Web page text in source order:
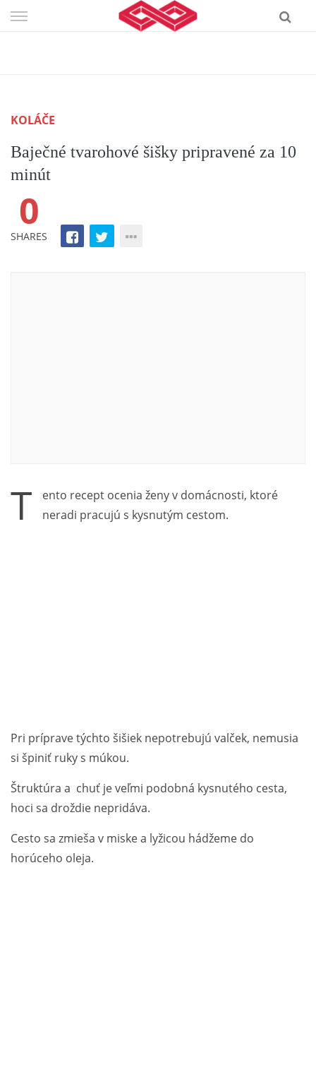
Skip
KOLÁČE
Baječné tvarohové šišky pripravené za 10
minút
0
SHARES
T
ento recept ocenia ženy v domácnosti, ktoré
neradi pracujú s kysnutým cestom.
Pri príprave týchto šišiek nepotrebujú valček, nemusia
si špiniť ruky s múkou.
Štruktúra a chuť je veľmi podobná kysnutého cesta,
hoci sa droždie nepridáva.
Cesto sa zmieša v miske a lyžicou hádžeme do
horúceho oleja.